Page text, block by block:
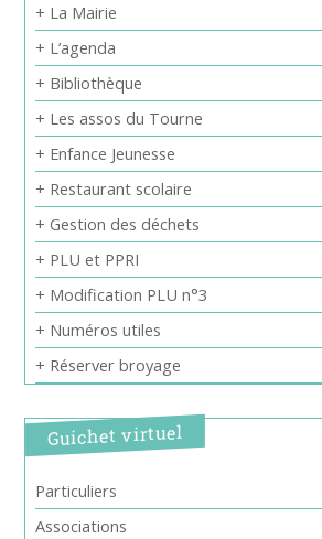
+ La Mairie
+ L’agenda
+ Bibliothèque
+ Les assos du Tourne
+ Enfance Jeunesse
+ Restaurant scolaire
+ Gestion des déchets
+ PLU et PPRI
+ Modification PLU n°3
+ Numéros utiles
+ Réserver broyage
Guichet virtuel
Particuliers
Associations